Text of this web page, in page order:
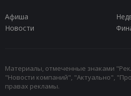
Афиша
Новости
Материалы, отмеченные знаками
"Новости компаний", "Актуально",
правах рекламы.